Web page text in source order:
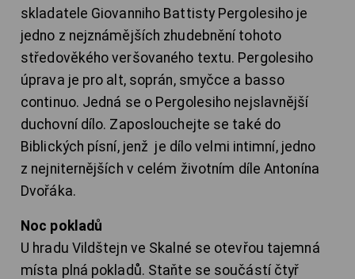
skladatele Giovanniho Battisty Pergolesiho je
jedno z nejznámějších zhudebnění tohoto
středověkého veršovaného textu. Pergolesiho
úprava je pro alt, soprán, smyčce a basso
continuo. Jedná se o Pergolesiho nejslavnější
duchovní dílo. Zaposlouchejte se také do
Biblických písní, jenž je dílo velmi intimní, jedno
z nejniternějších v celém životním díle Antonína
Dvořáka.
Noc pokladů
U hradu Vildštejn ve Skalné se otevřou tajemná
místa plná pokladů. Staňte se součástí čtyř